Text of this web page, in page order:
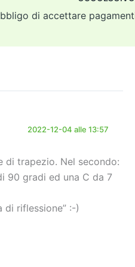
2022-12-04 alle 13:57
di trapezio. Nel secondo:
90 gradi ed una C da 7
di riflessione” :-)